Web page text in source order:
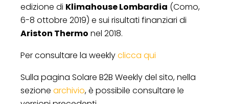
edizione di Klimahouse Lombardia (Como,
6-8 ottobre 2019) e sui risultati finanziari di
Ariston Thermo nel 2018.
Per consultare la weeklyclicca qui
Sulla pagina Solare B2B Weekly del sito, nella
sezione archivio, è possibile consultare le